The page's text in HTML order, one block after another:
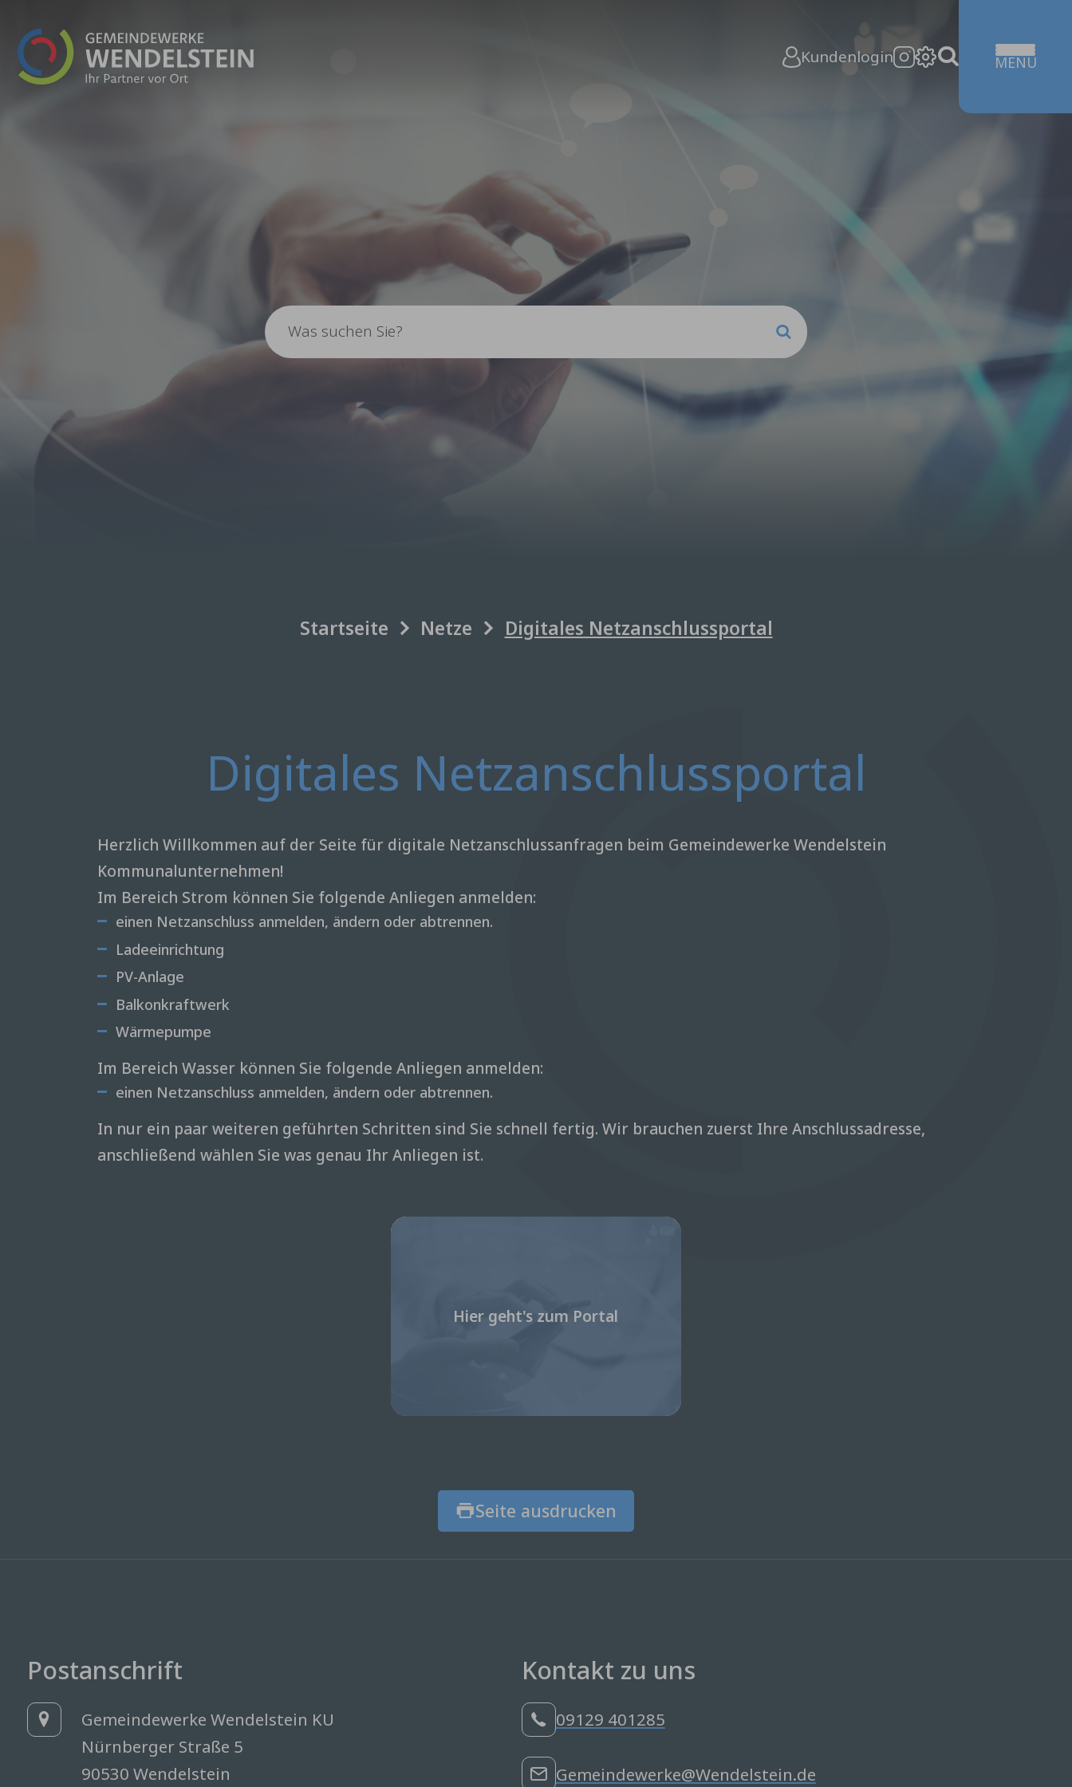
Kundenlogin MENÜ
Startseite Netze Digitales Netzanschlussportal
Digitales Netzanschlussportal
Herzlich Willkommen auf der Seite für digitale Netzanschlussanfragen beim Gemeindewerke Wendelstein
Kommunalunternehmen!
Im Bereich Strom können Sie folgende Anliegen anmelden:
einen Netzanschluss anmelden, ändern oder abtrennen.
Ladeeinrichtung
PV-Anlage
Balkonkraftwerk
Wärmepumpe
Im Bereich Wasser können Sie folgende Anliegen anmelden:
einen Netzanschluss anmelden, ändern oder abtrennen.
In nur ein paar weiteren geführten Schritten sind Sie schnell fertig. Wir brauchen zuerst Ihre Anschlussadresse,
anschließend wählen Sie was genau Ihr Anliegen ist.
Hier geht's zum Portal
Seite ausdrucken
Postanschrift
Gemeindewerke Wendelstein KU
Nürnberger Straße 5
90530 Wendelstein
Kontakt zu uns
09129 401285
Gemeindewerke@Wendelstein.de